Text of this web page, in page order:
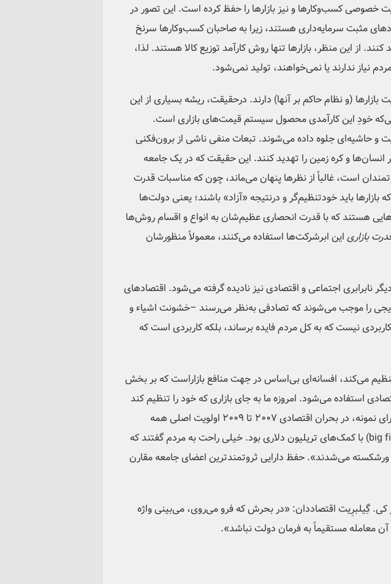
کسب‌وکارها و نیز بازارها را حفظ کرده است. این تصور در
مثبت سرمایه‌داری هستند، زیرا به صاحبان کسب‌وکارها سرنخ
از این منظر، بازارها تنها روش کارآمد توزیع کالا هستند. لذا،
نیاز ندارند یا نمی‌خواهند، تولید نمی‌شود.
بازارها (و نظام حاکم بر آنها) دارند. درحقیقت، ریشه بسیاری از این
خودِ این کارآمدی محصول سیستم قیمت‌های بازاری است.
و حاشیه‌ای جلوه داده می‌شوند. تبعات منفی ناشی از برون‌فکنی
و کره زمین را تهدید کنند. این حقیقت که در یک جامعه
است، غالباً از نظرها پنهان می‌ماند، چون که مناسبات قدرت
باید خودتنظیم‌گر و درنتیجه «آزاد» باشند؛ یعنی دولت‌ها
هستند که با قدرت انحصاری عظیم‌شان به انواع و اقسام روش‌ها
بازاری این ابرشرکت‌ها استفاده می‌کنند، معمولاً منظورشان
نابرابری اجتماعی و اقتصادی نیز نادیده گرفته می‌شود. اقتصادهای
را موجب می‌شوند که تصادفی به‌نظر می‌رسند –خشونت اشیاء و
نیست که به کل مردم فایده برساند، بلکه کاربردی است که
می‌کند، افسانه‌ای بی‌اساس در جهت منافع بازاراست که بر بخش
استفاده می‌شود. امروزه ما به جای بازاری که خود را تنظیم کند
. برای نمونه، در بحران اقتصادی ۲۰۰۷ تا ۲۰۰۹ اولویت اصلی همه
دولت‌های سرمایه‌داری بالغ نجات مالی ابرسرمایه (big capital) و ابرمالیه (big finance) با کمک‌های تریلیون دلاری بود. خیلی راحت به مردم گفتند که
می‌شدند». حفظ دارایی ثروتمندترین اعضای جامعه مقارن
کی. گِیلبرِیت اقتصاددان: «در بحرش که فرو می‌روی، می‌بینی واژه
معامله مستقیماً به فرمان دولت نباشد».